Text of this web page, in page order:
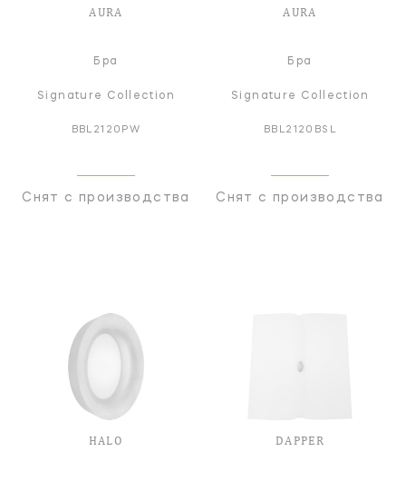
AURA
Бра
Signature Collection
BBL2120PW
Снят с производства
AURA
Бра
Signature Collection
BBL2120BSL
Снят с производства
HALO DAPPER